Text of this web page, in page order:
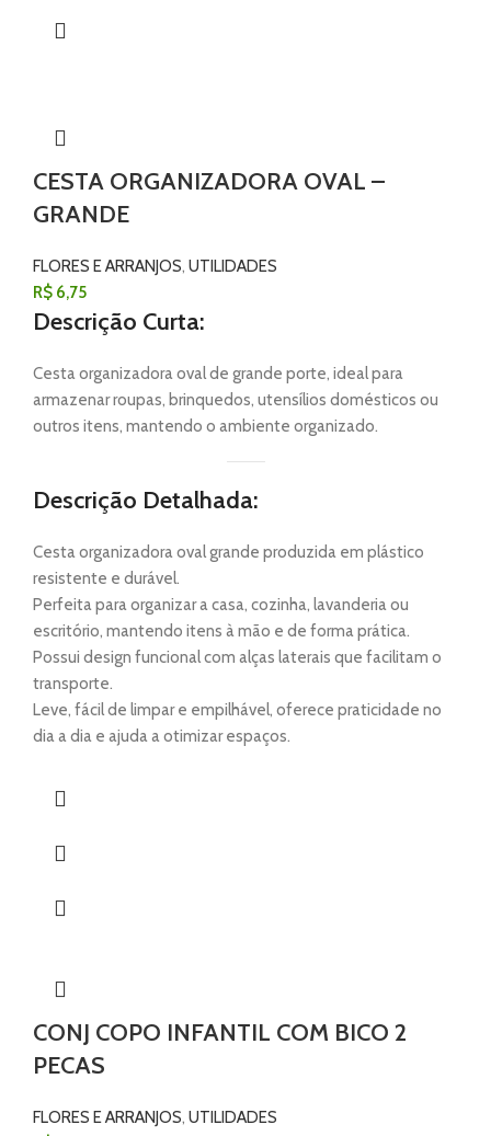
CESTA ORGANIZADORA OVAL –
GRANDE
FLORES E ARRANJOS, UTILIDADES
R$ 6,75
Descrição Curta:
Cesta organizadora oval de grande porte, ideal para
armazenar roupas, brinquedos, utensílios domésticos ou
outros itens, mantendo o ambiente organizado.
Descrição Detalhada:
Cesta organizadora oval grande produzida em plástico
resistente e durável.
Perfeita para organizar a casa, cozinha, lavanderia ou
escritório, mantendo itens à mão e de forma prática.
Possui design funcional com alças laterais que facilitam o
transporte.
Leve, fácil de limpar e empilhável, oferece praticidade no
dia a dia e ajuda a otimizar espaços.
CONJ COPO INFANTIL COM BICO 2
PECAS
FLORES E ARRANJOS, UTILIDADES